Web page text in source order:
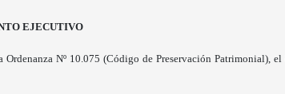
EJECUTIVO
Ordenanza Nº 10.075 (Código de Preservación